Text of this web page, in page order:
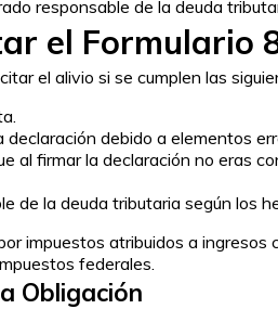
responsable de la deuda
el Formulario
el alivio si se cumplen las
declaración debido a elementos
al firmar la declaración no eras
de la deuda tributaria según los
impuestos atribuidos a
federales.
Obligación